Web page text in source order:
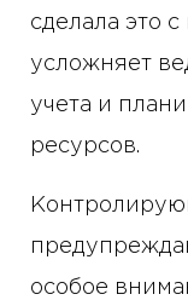
сделала это
усложняет
учета и
ресурсов.
особое